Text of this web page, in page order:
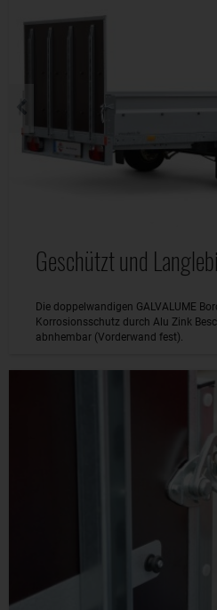
Geschützt und
Die doppelwandigen GALVALUME
Korrosionsschutz durch Alu Zink
abnhembar (Vorderwand fest).